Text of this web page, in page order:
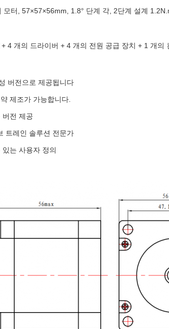
모터, 57×57×56mm, 1.8° 단계 각, 2단계 설계
4 개의 드라이버 + 4 개의 전원 공급 장치 + 1 개의
버전으로 제공됩니다
제조가 가능합니다.
버전 제공
트레인 솔루션 전문가
있는 사용자 정의